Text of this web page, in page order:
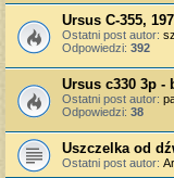
Ursus C-355,
Ostatni post autor:
Odpowiedzi: 392
Ursus c330 3p -
Ostatni post autor:
Odpowiedzi: 38
Uszczelka od
Ostatni post autor: